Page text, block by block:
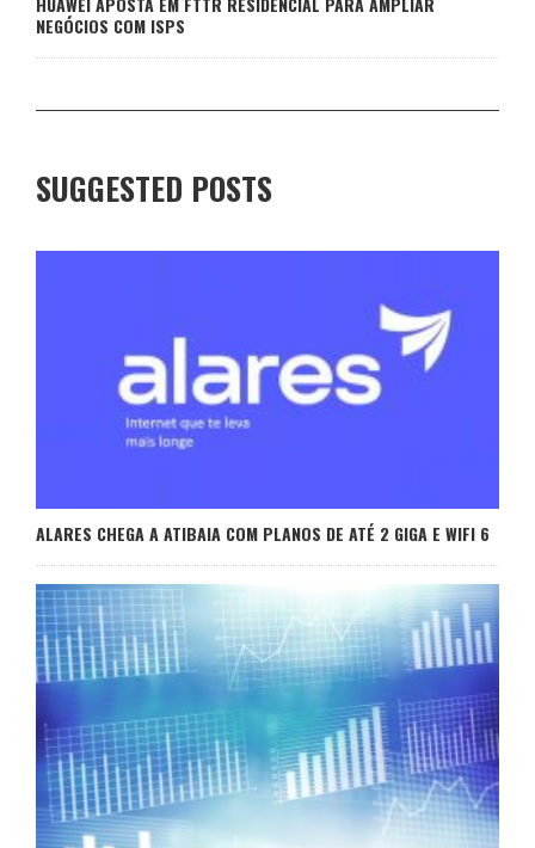
NEGÓCIOS COM ISPS
SUGGESTED POSTS
ALARES CHEGA A ATIBAIA COM PLANOS DE ATÉ 2 GIGA E WIFI 6